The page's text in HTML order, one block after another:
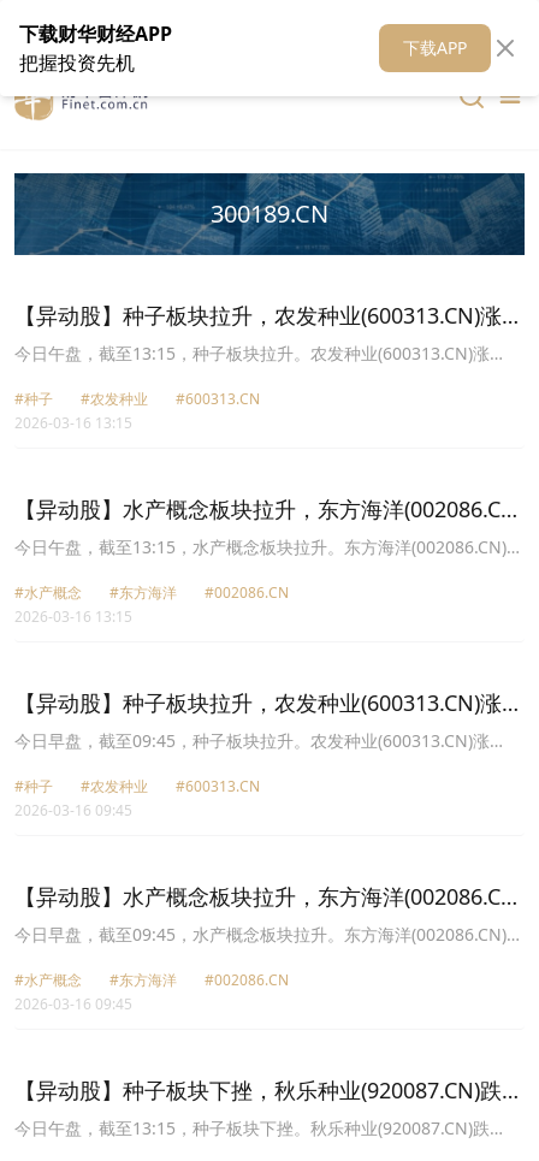
在线客服 关于我们 财华媒体矩阵 财华智库
300189.CN
【异动股】种子板块拉升，农发种业(600313.CN)涨
10.06%
今日午盘，截至13:15，种子板块拉升。农发种业(600313.CN)涨
种业(600354.CN)涨7.84%报7.98元，登海种业(002041.CN)涨6.97%
报12.12元，秋乐种业(920087.CN)涨6.43%报19.19元，神农种业
#种子 #农发种业
#600313.CN
2026-03-16 13:15
【异动股】水产概念板块拉升，东方海洋(002086.CN)
涨10.13%
今日午盘，截至13:15，水产概念板块拉升。东方海洋(002086.CN)涨
业(300189.CN)涨5.69%报8.73元，蔚蓝生物(603739.CN)涨5.36%报
16.9元，好当家(600467.CN)涨5.26%报2.8元，獐子岛(002069.CN)
#水产概念 #东方海洋
#002086.CN
2026-03-16 13:15
【异动股】种子板块拉升，农发种业(600313.CN)涨
10.06%
今日早盘，截至09:45，种子板块拉升。农发种业(600313.CN)涨
种业(002041.CN)涨6.62%报12.08元，神农种业(300189.CN)涨
6.42%报8.79元，敦煌种业(600354.CN)涨5.41%报7.8元，康农种业
#种子 #农发种业
#600313.CN
2026-03-16 09:45
【异动股】水产概念板块拉升，东方海洋(002086.CN)
涨10.13%
今日早盘，截至09:45，水产概念板块拉升。东方海洋(002086.CN)涨
(002069.CN)涨8.14%报4.12元，神农种业(300189.CN)涨6.42%报
8.79元，开创国际(600097.CN)涨5.34%报12.43元，好当家
#水产概念 #东方海洋
#002086.CN
2026-03-16 09:45
【异动股】种子板块下挫，秋乐种业(920087.CN)跌
14.59%
今日午盘，截至13:15，种子板块下挫。秋乐种业(920087.CN)跌
下载财华财经APP
把握投资先机
下载APP